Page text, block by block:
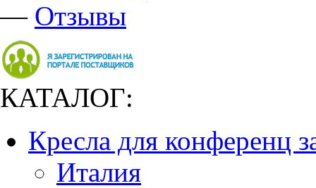
— Отзывы
КАТАЛОГ:
Кресла для конференц
Италия